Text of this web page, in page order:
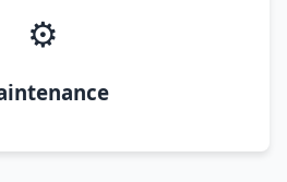
⚙️